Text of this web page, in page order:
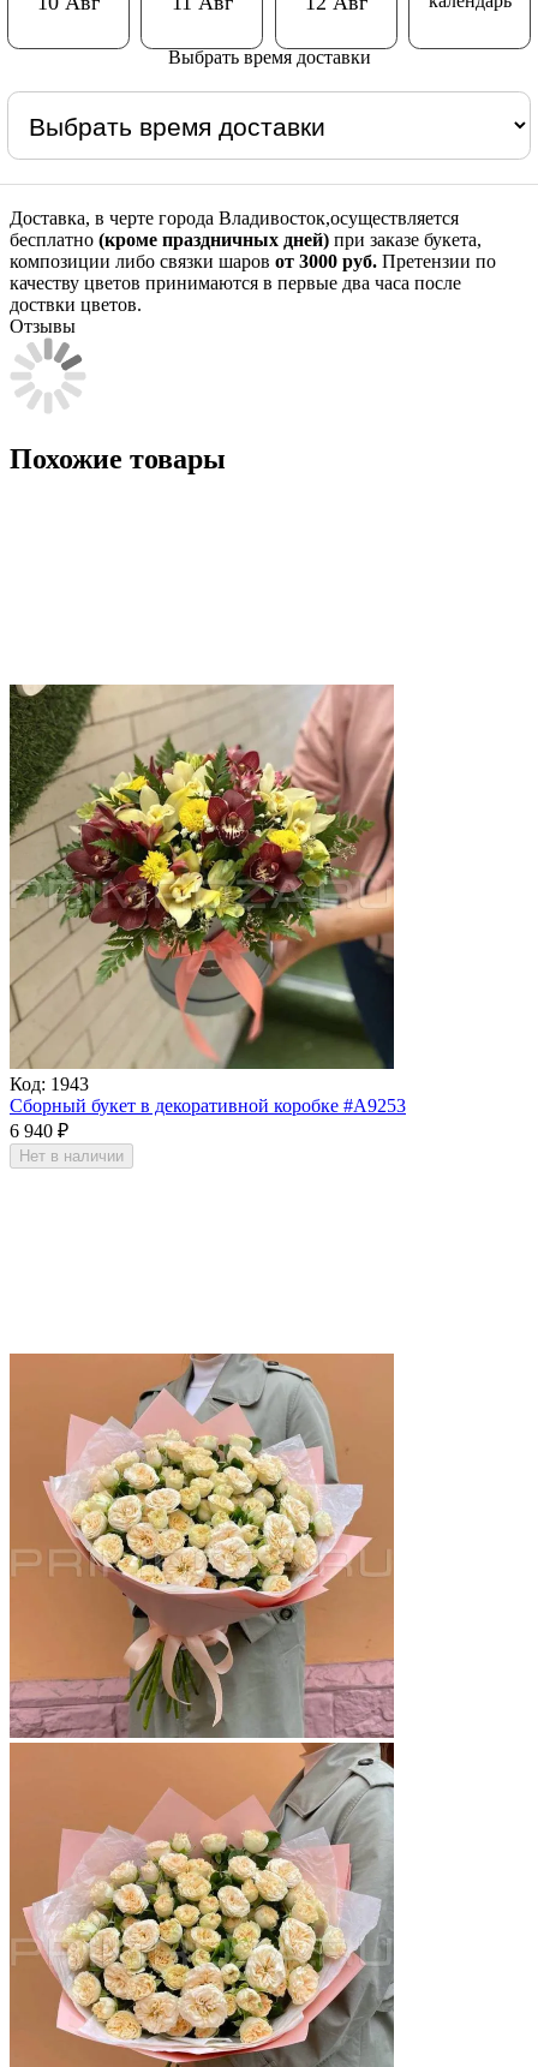
Выбрать время доставки
Доставка, в черте города Владивосток,осуществляется
бесплатно (кроме праздничных дней) при заказе букета,
композиции либо связки шаров от 3000 руб. Претензии по
качеству цветов принимаются в первые два часа после
доствки цветов.
Отзывы
Похожие товары
Код: 1943
Сборный букет в декоративной коробке #A9253
6 940 ₽
Нет в наличии